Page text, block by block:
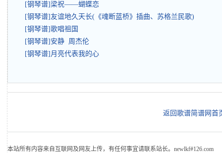
[钢琴谱]梁祝——蝴蝶恋
[钢琴谱]友谊地久天长(《魂断蓝桥》插曲、苏格兰民歌)
[钢琴谱]歌唱祖国
[钢琴谱]安静 周杰伦
[钢琴谱]月亮代表我的心
返回歌谱简谱网首
本站所有内容来自互联网及网友上传，有任何事宜请联系站长。newlkf#126.com